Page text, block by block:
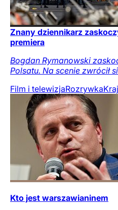
Znany dziennikarz
premiera
Bogdan Rymanowski
Polsatu. Na scenie zwrócił
Film i telewizjaRozrywkaKraj
Kto jest warszawianinem